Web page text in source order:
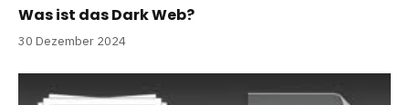
Was ist das Dark Web?
30 Dezember 2024